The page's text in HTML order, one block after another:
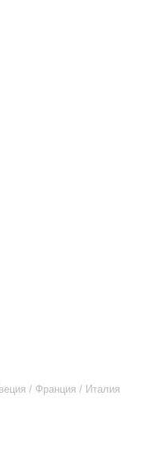
/ Франция / Италия